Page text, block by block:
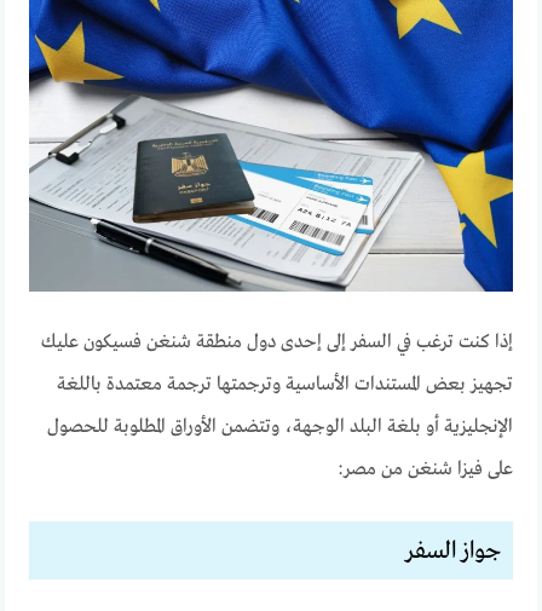
إذا كنت ترغب في السفر إلى إحدى دول منطقة شنغن فسيكون عليك
تجهيز بعض المستندات الأساسية وترجمتها ترجمة معتمدة باللغة
الإنجليزية أو بلغة البلد الوجهة، وتتضمن الأوراق المطلوبة للحصول
على فيزا شنغن من مصر:
جواز السفر